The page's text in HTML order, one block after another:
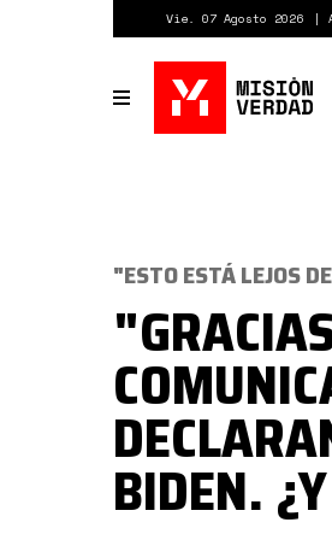
Vie. 07 Agosto 2026
Toggle
navigation
"ESTO ESTÁ LEJOS
BIDEN.